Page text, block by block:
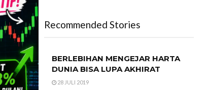
Recommended Stories
BERLEBIHAN MENGEJAR HARTA
DUNIA BISA LUPA AKHIRAT
28 JULI 2019